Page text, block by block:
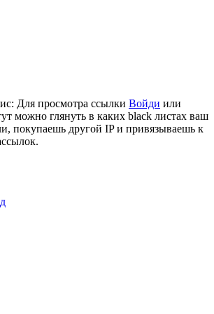
Для просмотра ссылки Войди или
можно глянуть в каких black листах ваш
покупаешь другой IP и привязываешь к